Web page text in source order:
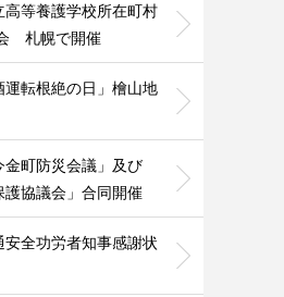
高等養護学校所在町村
札幌で開催
運転根絶の日」檜山地
金町防災会議」及び
護協議会」合同開催
全功労者知事感謝状